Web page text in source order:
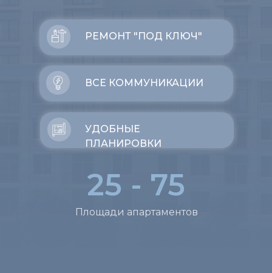
РЕМОНТ "ПОД КЛЮЧ"
ВСЕ КОММУНИКАЦИИ
25 - 75
Площади апартаментов
УДОБНЫЕ
ПЛАНИРОВКИ